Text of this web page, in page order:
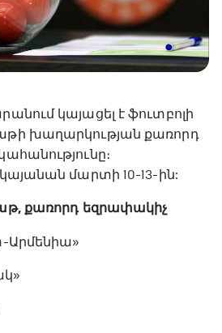
կայացել է ֆուտբոլի
խաղարկության քառորդ
մարտի 10-13-ին:
քառորդ եզրափակիչ
Արմենիա»